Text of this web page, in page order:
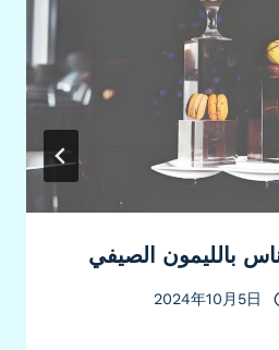
بالليمون الصيفي
2024年10月5日